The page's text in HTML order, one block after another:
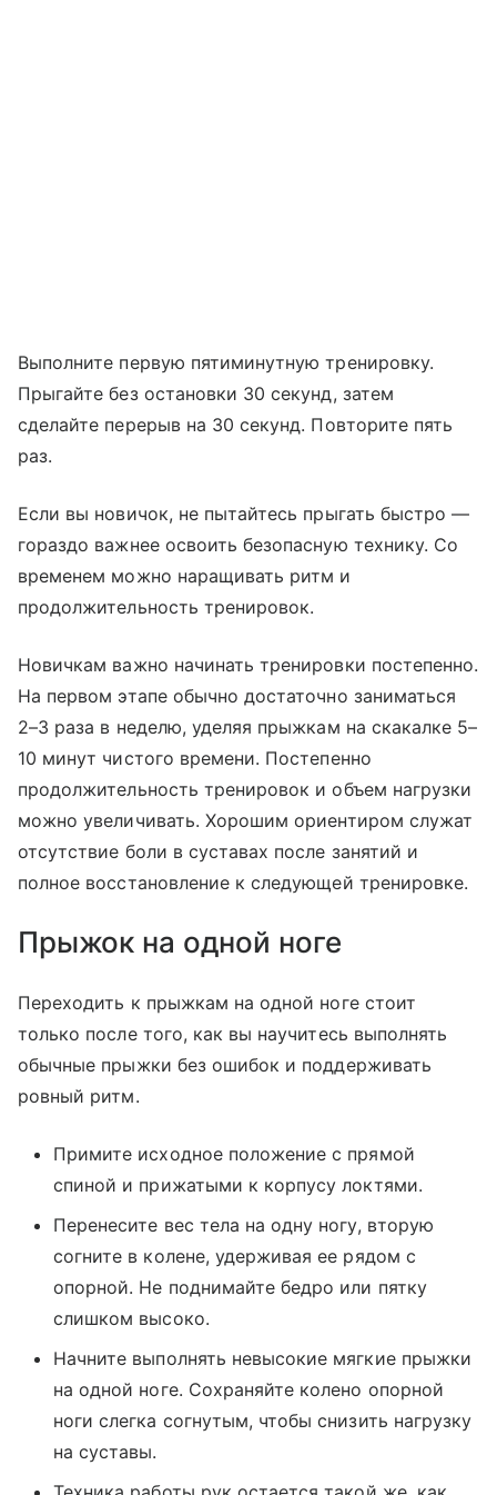
Выполните первую пятиминутную тренировку.
Прыгайте без остановки 30 секунд, затем
сделайте перерыв на 30 секунд. Повторите пять
раз.
Если вы новичок, не пытайтесь прыгать быстро ―
гораздо важнее освоить безопасную технику. Со
временем можно наращивать ритм и
продолжительность тренировок.
Новичкам важно начинать тренировки постепенно.
На первом этапе обычно достаточно заниматься
2–3 раза в неделю, уделяя прыжкам на скакалке 5–
10 минут чистого времени. Постепенно
продолжительность тренировок и объем нагрузки
можно увеличивать. Хорошим ориентиром служат
отсутствие боли в суставах после занятий и
полное восстановление к следующей тренировке.
Прыжок на одной ноге
Переходить к прыжкам на одной ноге стоит
только после того, как вы научитесь выполнять
обычные прыжки без ошибок и поддерживать
ровный ритм.
Примите исходное положение с прямой
спиной и прижатыми к корпусу локтями.
Перенесите вес тела на одну ногу, вторую
согните в колене, удерживая ее рядом с
опорной. Не поднимайте бедро или пятку
слишком высоко.
Начните выполнять невысокие мягкие прыжки
на одной ноге. Сохраняйте колено опорной
ноги слегка согнутым, чтобы снизить нагрузку
на суставы.